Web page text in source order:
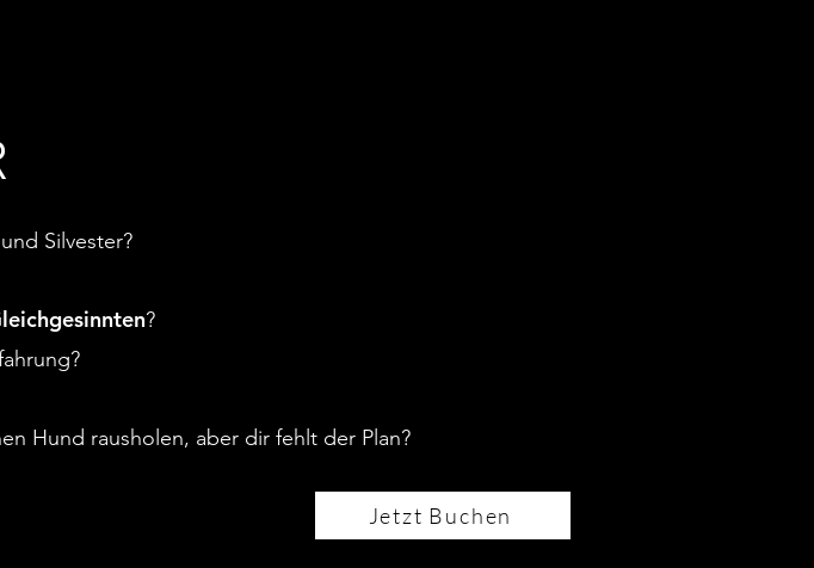
Silvester?
?
Hund rausholen, aber dir fehlt der Plan?
Jetzt Buchen